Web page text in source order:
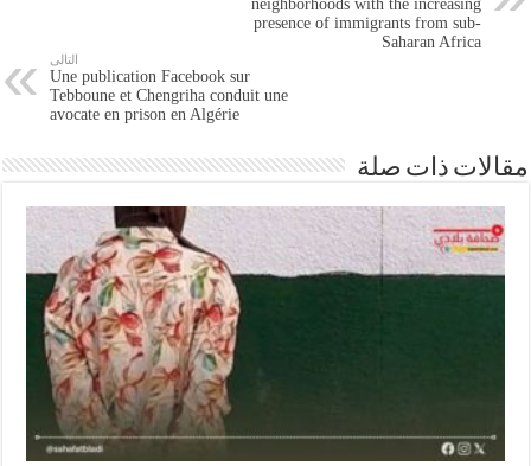
neighborhoods with the increasing
presence of immigrants from sub-
Saharan Africa
Une publication Facebook sur
Tebboune et Chengriha conduit une
avocate en prison en Algérie
ذات صلة